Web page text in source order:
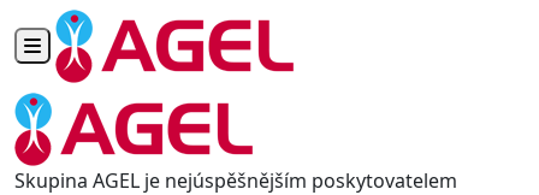
Toggle navigation
Skupina AGEL je nejúspěšnějším poskytovatelem